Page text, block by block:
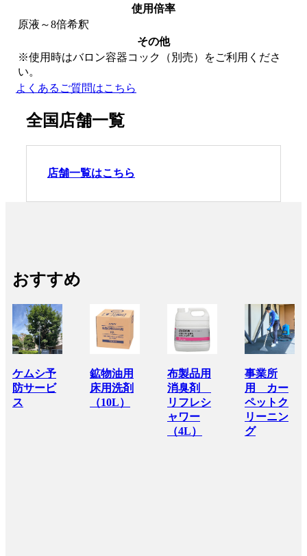
使用倍率
原液～8倍希釈
その他
※使用時はバロン容器コック（別売）をご利用くださ
い。
よくあるご質問はこちら
全国店舗一覧
店舗一覧はこちら
おすすめ
ケムシ予
防サービ
ス
鉱物油用
床用洗剤
（10L）
布製品用
消臭剤
リフレシ
ャワー
（4L）
事業所
用 カー
ペットク
リーニン
グ